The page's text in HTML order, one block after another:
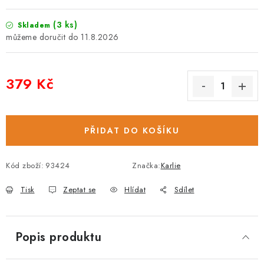
Skladem (3 ks)
11.8.2026
379 Kč
PŘIDAT DO KOŠÍKU
Kód zboží: 93424 Značka:Karlie
Tisk Zeptat se Hlídat Sdílet
Popis produktu